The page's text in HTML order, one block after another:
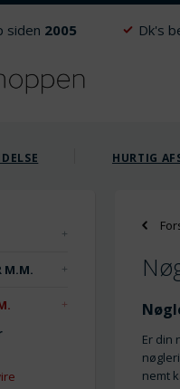
siden 2005 Dk's
HURTIG
M.M.
Er din
nemt